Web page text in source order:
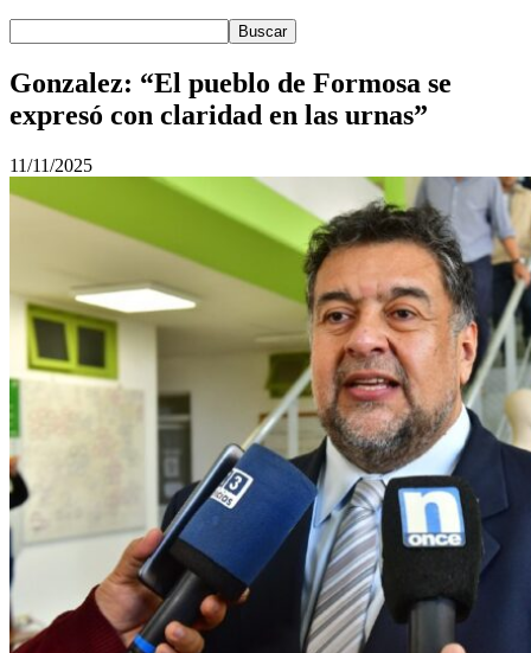
Gonzalez: “El pueblo de Formosa se
expresó con claridad en las urnas”
11/11/2025